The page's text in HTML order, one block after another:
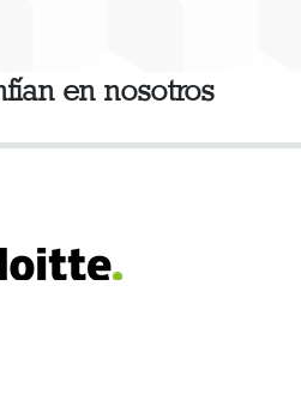
en nosotros